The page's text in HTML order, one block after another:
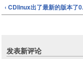
‹ CDlinux出了最新的版本了
发表新评论